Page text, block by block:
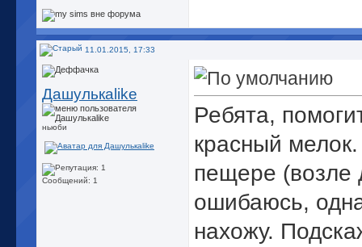
11.01.2015, 17:33
Дашулькаlike
ньюби
Сообщений: 1
Ребята,
красный
пещере (возле
ошибаюсь,
нахожу.